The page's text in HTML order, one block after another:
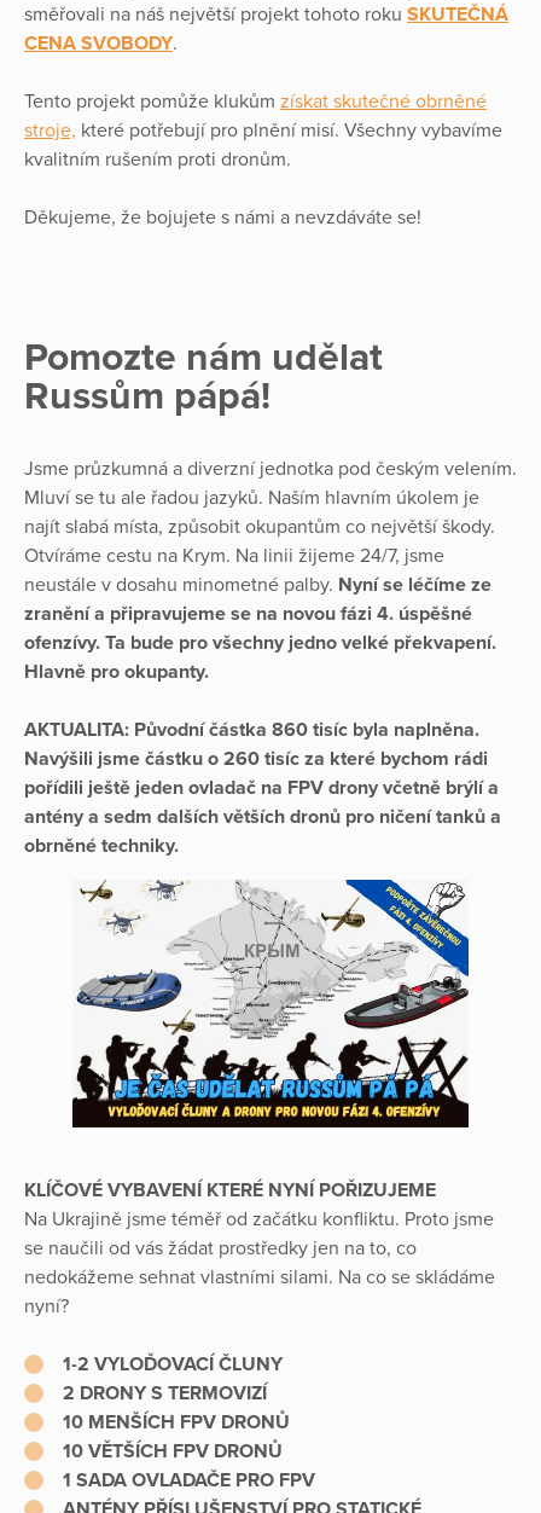
směřovali na náš největší projekt tohoto roku SKUTEČNÁ
CENA SVOBODY.
Tento projekt pomůže klukům získat skutečné obrněné
stroje, které potřebují pro plnění misí. Všechny vybavíme
kvalitním rušením proti dronům.
Děkujeme, že bojujete s námi a nevzdáváte se!
Pomozte nám udělat
Russům pápá!
Jsme průzkumná a diverzní jednotka pod českým velením.
Mluví se tu ale řadou jazyků. Naším hlavním úkolem je
najít slabá místa, způsobit okupantům co největší škody.
Otvíráme cestu na Krym. Na linii žijeme 24/7, jsme
neustále v dosahu minometné palby. Nyní se léčíme ze
zranění a připravujeme se na novou fázi 4. úspěšné
ofenzívy. Ta bude pro všechny jedno velké překvapení.
Hlavně pro okupanty.
AKTUALITA: Původní částka 860 tisíc byla naplněna.
Navýšili jsme částku o 260 tisíc za které bychom rádi
pořídili ještě jeden ovladač na FPV drony včetně brýlí a
antény a sedm dalších větších dronů pro ničení tanků a
obrněné techniky.
KLÍČOVÉ VYBAVENÍ KTERÉ NYNÍ POŘIZUJEME
Na Ukrajině jsme téměř od začátku konfliktu. Proto jsme
se naučili od vás žádat prostředky jen na to, co
nedokážeme sehnat vlastními silami. Na co se skládáme
nyní?
1-2 VYLOĎOVACÍ ČLUNY
2 DRONY S TERMOVIZÍ
10 MENŠÍCH FPV DRONŮ
10 VĚTŠÍCH FPV DRONŮ
1 SADA OVLADAČE PRO FPV